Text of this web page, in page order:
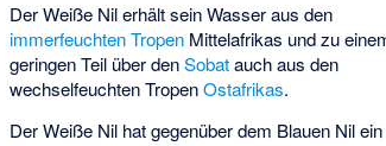
Der Weiße Nil erhält sein Wasser aus den
immerfeuchten Tropen Mittelafrikas und zu
geringen Teil über denSobatauch aus den
wechselfeuchten Tropen Ostafrikas.
Der Weiße Nil hat gegenüber dem Blauen Nil